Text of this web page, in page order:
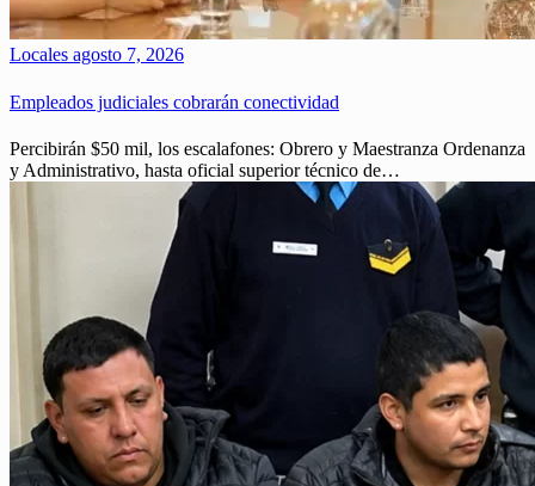
Locales agosto 7, 2026
Empleados judiciales cobrarán conectividad
Percibirán $50 mil, los escalafones: Obrero y Maestranza Ordenanza
y Administrativo, hasta oficial superior técnico de…